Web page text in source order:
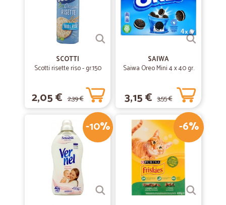
Peccato per il ritardo. Per il resto direi tutto perfetto.
Molto buona
29/05/2020
Gianluca M.
Puntuali e ottimi prodotti
Puntuali e ottimi prodotti
03/03/2020
—Giovanna G.
Prodotto introvabile a Roma
SCOTTI
Scotti risette riso - gr.150
2,05 € 2,39 €
SAIWA
Saiwa Oreo Mini 4 x 40 gr.
3,15 € 3,55 €
-10% -6%